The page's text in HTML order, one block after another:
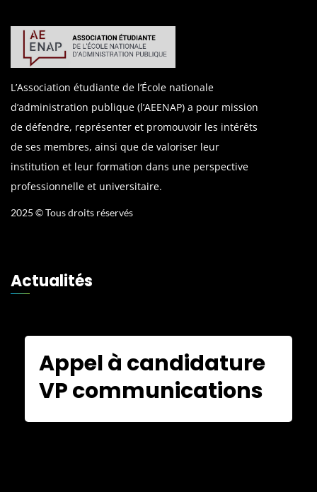
L’Association étudiante de l’École nationale
d’administration publique (l’AEENAP) a pour mission
de défendre, représenter et promouvoir les intérêts
de ses membres, ainsi que de valoriser leur
institution et leur formation dans une perspective
professionnelle et universitaire.
2025 © Tous droits réservés
Actualités
Appel à candidature
VP communications